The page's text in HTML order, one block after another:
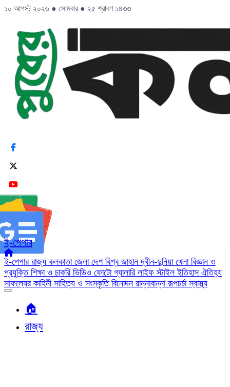
১০ আগস্ট ২০২৬ ● সোমবার ● ২৫ শ্রাবণ ১৪৩৩
ই-পেপার
ই-পেপার রাজ্য কলকাতা জেলা দেশ বিশ্ব জাহানদ্বীন-দুনিয়া খেলা বিজ্ঞান ও
প্রযুক্তি শিক্ষা ও চাকরি ভিডিও ফোটো গ্যালারি লাইফ স্টাইলইতিহাস ঐতিহ্য
সাফল্যের কাহিনী সাহিত্য ও সংস্কৃতি বিনোদন রান্নাবান্নারূপচর্চাস্বাস্থ্য
🏠︎
রাজ্য